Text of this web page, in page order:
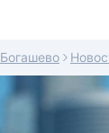
Богашево